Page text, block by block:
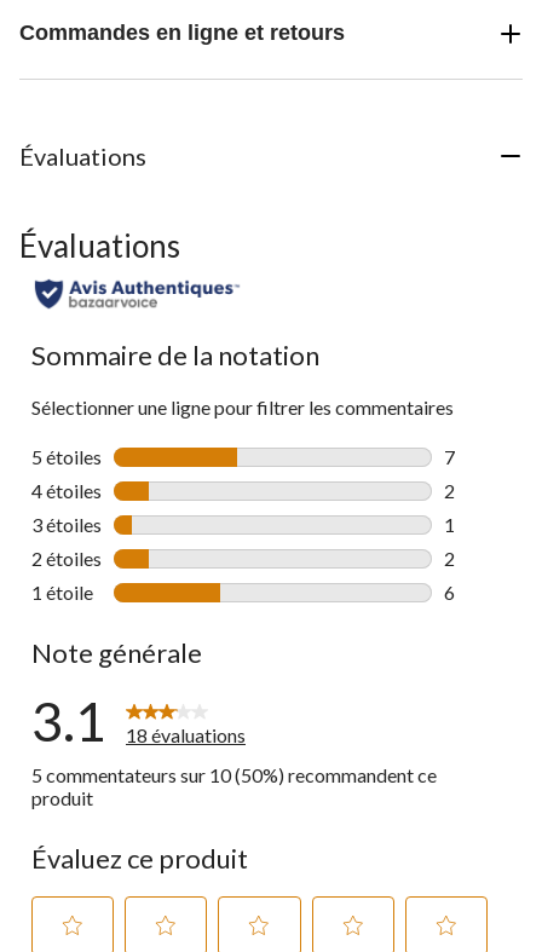
Commandes en ligne et retours
Évaluations
Évaluations
Sommaire de la notation
Sélectionner une ligne pour filtrer les commentaires
5 étoiles étoiles
7
7
4 étoiles étoiles
2
2
3 étoiles étoiles
1
1
2 étoiles étoiles
2
2
1 étoile étoiles
6
Note générale
3.1
18 évaluations
5 commentateurs sur 10 (50%) recommandent ce
produit
Évaluez ce produit